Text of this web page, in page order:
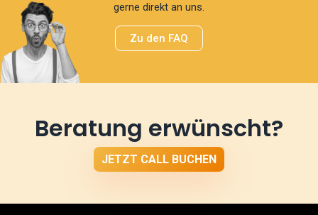
gerne direkt an uns.
Zu den FAQ
Beratung erwünscht?
JETZT CALL BUCHEN